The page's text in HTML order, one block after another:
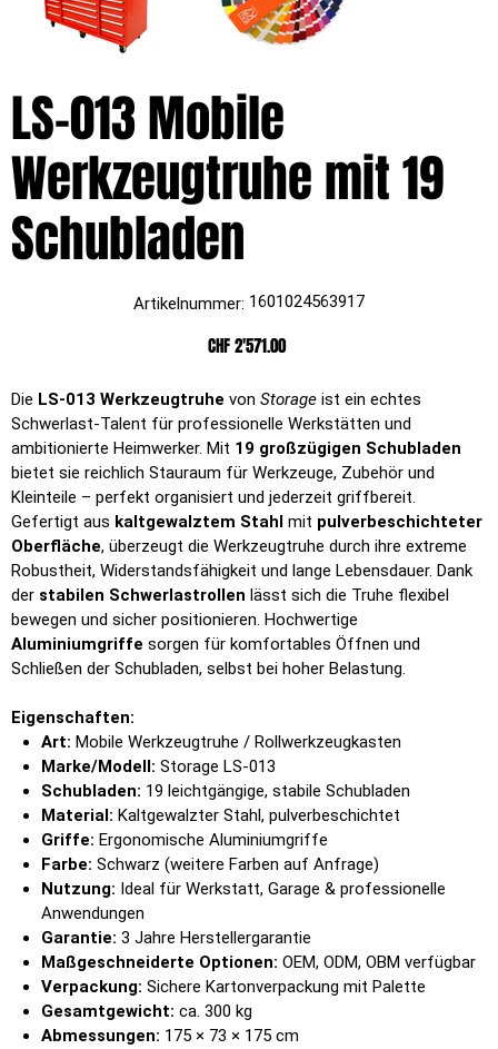
LS-013 Mobile
Werkzeugtruhe mit 19
Schubladen
Artikelnummer: Artikelnummer:
1601024563917
1601024563917
Preis
CHF 2'571.00
Die LS-013 Werkzeugtruhe von Storage ist ein echtes
Schwerlast-Talent für professionelle Werkstätten und
ambitionierte Heimwerker. Mit 19 großzügigen Schubladen
bietet sie reichlich Stauraum für Werkzeuge, Zubehör und
Kleinteile – perfekt organisiert und jederzeit griffbereit.
Gefertigt aus kaltgewalztem Stahl mit pulverbeschichteter
Oberfläche, überzeugt die Werkzeugtruhe durch ihre extreme
Robustheit, Widerstandsfähigkeit und lange Lebensdauer. Dank
der stabilen Schwerlastrollen lässt sich die Truhe flexibel
bewegen und sicher positionieren. Hochwertige
Aluminiumgriffe sorgen für komfortables Öffnen und
Schließen der Schubladen, selbst bei hoher Belastung.
Eigenschaften:
Art: Mobile Werkzeugtruhe / Rollwerkzeugkasten
Marke/Modell: Storage LS-013
Schubladen: 19 leichtgängige, stabile Schubladen
Material: Kaltgewalzter Stahl, pulverbeschichtet
Griffe: Ergonomische Aluminiumgriffe
Farbe: Schwarz (weitere Farben auf Anfrage)
Nutzung: Ideal für Werkstatt, Garage & professionelle
Anwendungen
Garantie: 3 Jahre Herstellergarantie
Maßgeschneiderte Optionen: OEM, ODM, OBM verfügbar
Verpackung: Sichere Kartonverpackung mit Palette
Gesamtgewicht: ca. 300 kg
Abmessungen: 175 × 73 × 175 cm